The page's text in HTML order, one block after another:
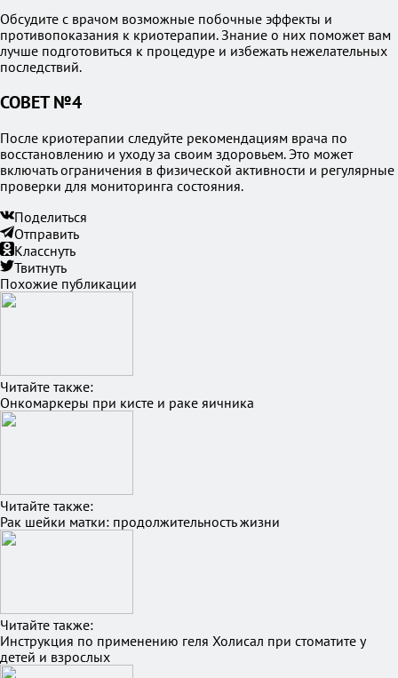
Обсудите с врачом возможные побочные эффекты и
противопоказания к криотерапии. Знание о них поможет вам
лучше подготовиться к процедуре и избежать нежелательных
последствий.
СОВЕТ №4
После криотерапии следуйте рекомендациям врача по
восстановлению и уходу за своим здоровьем. Это может
включать ограничения в физической активности и регулярные
проверки для мониторинга состояния.
Поделиться
Отправить
Класснуть
Твитнуть
Похожие публикации
Читайте также:
Онкомаркеры при кисте и раке яичника
Читайте также:
Рак шейки матки: продолжительность жизни
Читайте также:
Инструкция по применению геля Холисал при стоматите у
детей и взрослых